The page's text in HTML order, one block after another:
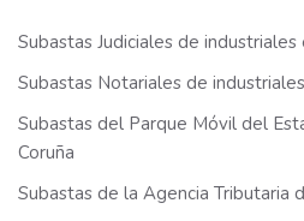
Subastas Judiciales de industriales
Subastas Notariales de
Subastas del Parque Móvil del
Coruña
Subastas de la Agencia Tributaria